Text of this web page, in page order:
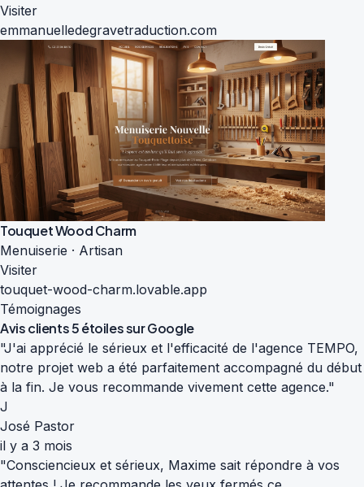
Visiter
emmanuelledegravetraduction.com
Touquet Wood Charm
Menuiserie · Artisan
Visiter
touquet-wood-charm.lovable.app
Témoignages
Avis clients5 étoiles sur Google
"J'ai apprécié le sérieux et l'efficacité de l'agence TEMPO,
notre projet web a été parfaitement accompagné du début
à la fin. Je vous recommande vivement cette agence."
J
José Pastor
il y a 3 mois
"Consciencieux et sérieux, Maxime sait répondre à vos